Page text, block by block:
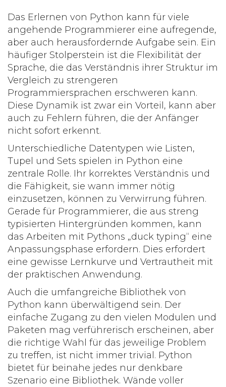
Das Erlernen von Python kann für viele
angehende Programmierer eine aufregende,
aber auch herausfordernde Aufgabe sein. Ein
häufiger Stolperstein ist die Flexibilität der
Sprache, die das Verständnis ihrer Struktur im
Vergleich zu strengeren
Programmiersprachen erschweren kann.
Diese Dynamik ist zwar ein Vorteil, kann aber
auch zu Fehlern führen, die der Anfänger
nicht sofort erkennt.
Unterschiedliche Datentypen wie Listen,
Tupel und Sets spielen in Python eine
zentrale Rolle. Ihr korrektes Verständnis und
die Fähigkeit, sie wann immer nötig
einzusetzen, können zu Verwirrung führen.
Gerade für Programmierer, die aus streng
typisierten Hintergründen kommen, kann
das Arbeiten mit Pythons „duck typing“ eine
Anpassungsphase erfordern. Dies erfordert
eine gewisse Lernkurve und Vertrautheit mit
der praktischen Anwendung.
Auch die umfangreiche Bibliothek von
Python kann überwältigend sein. Der
einfache Zugang zu den vielen Modulen und
Paketen mag verführerisch erscheinen, aber
die richtige Wahl für das jeweilige Problem
zu treffen, ist nicht immer trivial. Python
bietet für beinahe jedes nur denkbare
Szenario eine Bibliothek. Wände voller